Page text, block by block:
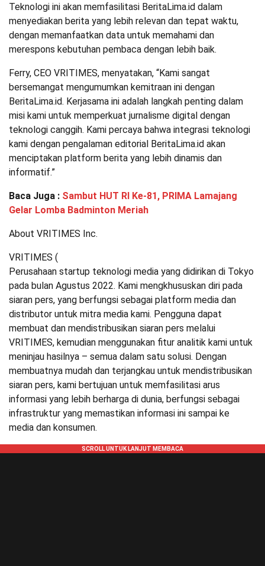
Teknologi ini akan memfasilitasi BeritaLima.id dalam
menyediakan berita yang lebih relevan dan tepat waktu,
dengan memanfaatkan data untuk memahami dan
merespons kebutuhan pembaca dengan lebih baik.
Ferry, CEO VRITIMES, menyatakan, “Kami sangat
bersemangat mengumumkan kemitraan ini dengan
BeritaLima.id. Kerjasama ini adalah langkah penting dalam
misi kami untuk memperkuat jurnalisme digital dengan
teknologi canggih. Kami percaya bahwa integrasi teknologi
kami dengan pengalaman editorial BeritaLima.id akan
menciptakan platform berita yang lebih dinamis dan
informatif.”
Baca Juga : Sambut HUT RI Ke-81, PRIMA Lamajang
Gelar Lomba Badminton Meriah
About VRITIMES Inc.
VRITIMES (
Perusahaan startup teknologi media yang didirikan di Tokyo
pada bulan Agustus 2022. Kami mengkhususkan diri pada
siaran pers, yang berfungsi sebagai platform media dan
distributor untuk mitra media kami. Pengguna dapat
membuat dan mendistribusikan siaran pers melalui
VRITIMES, kemudian menggunakan fitur analitik kami untuk
meninjau hasilnya – semua dalam satu solusi. Dengan
membuatnya mudah dan terjangkau untuk mendistribusikan
siaran pers, kami bertujuan untuk memfasilitasi arus
informasi yang lebih berharga di dunia, berfungsi sebagai
infrastruktur yang memastikan informasi ini sampai ke
media dan konsumen.